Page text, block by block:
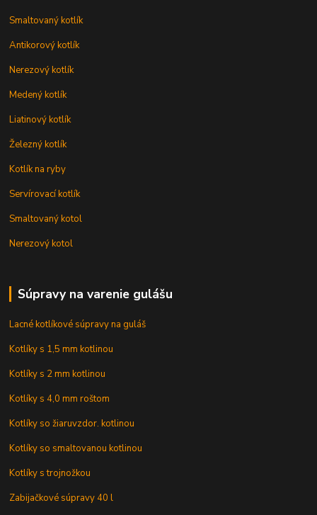
Smaltovaný kotlík
Antikorový kotlík
Nerezový kotlík
Medený kotlík
Liatinový kotlík
Železný kotlík
Kotlík na ryby
Servírovací kotlík
Smaltovaný kotol
Nerezový kotol
Súpravy na varenie gulášu
Lacné kotlíkové súpravy na guláš
Kotlíky s 1,5 mm kotlinou
Kotlíky s 2 mm kotlinou
Kotlíky s 4,0 mm roštom
Kotlíky so žiaruvzdor. kotlinou
Kotlíky so smaltovanou kotlinou
Kotlíky s trojnožkou
Zabijačkové súpravy 40 l